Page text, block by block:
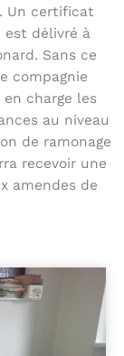
Un certificat
est délivré à
Sans ce
compagnie
charge les
au niveau
de ramonage
recevoir une
amendes de